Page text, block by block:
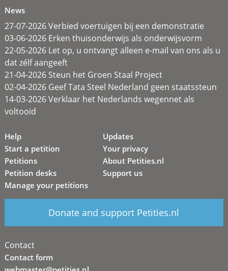
News
27-07-2026 Verbied voertuigen bij een demonstratie
03-06-2026 Erken thuisonderwijs als onderwijsvorm
22-05-2026 Let op, u ontvangt alleen e-mail van ons als u
dat zélf aangeeft
21-04-2026 Steun het Groen Staal Project
02-04-2026 Geef Tata Steel Nederland geen staatssteun
14-03-2026 Verklaar het Nederlands wegennet als
voltooid
Help
Start a petition
Petitions
Petition desks
Manage your petitions
Updates
Your privacy
About Petities.nl
Support us
Donate and support Petities.nl
Contact
Contact form